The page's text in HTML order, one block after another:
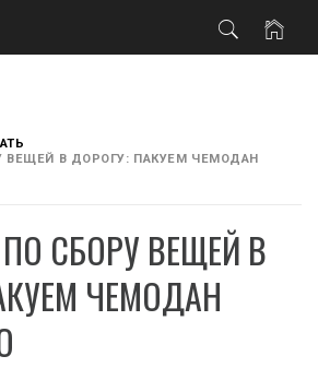
ВЕЩЕЙ В ДОРОГУ: ПАКУЕМ ЧЕМОДАН
СБОРУ ВЕЩЕЙ В
ЧЕМОДАН